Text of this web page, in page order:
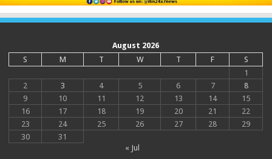
August 2026
S
M T W T F
S
1
2
3 4 5 6 7
8
9
10 11 12 13 14
15
16
17 18 19 20 21
22
23
24 25 26 27 28
29
30
31
« Jul